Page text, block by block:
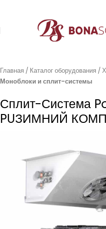
Главная Каталог оборудования
Моноблоки и сплит-системы
Сплит-Система
PUЗИМНИЙ